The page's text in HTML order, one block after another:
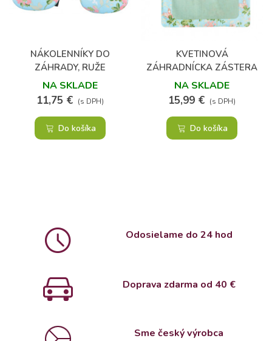
NÁKOLENNÍKY DO
ZÁHRADY, RUŽE
NA SKLADE
11,75 € (s DPH)
Do košíka
KVETINOVÁ
ZÁHRADNÍCKA ZÁSTERA
NA SKLADE
15,99 € (s DPH)
Do košíka
Odosielame do 24 hod
Doprava zdarma od 40 €
Sme český výrobca